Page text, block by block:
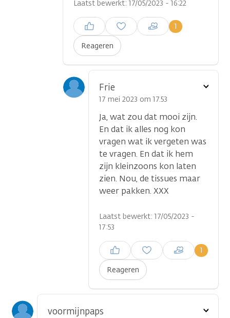
Laatst bewerkt: 17/05/2023 - 16:22
Reageren
1
Inloggen om een reactie te
plaatsen
Frie
17 mei 2023 om 17.53
Ja, wat zou dat mooi zijn.
En dat ik alles nog kon
vragen wat ik vergeten was
te vragen. En dat ik hem
zijn kleinzoons kon laten
zien. Nou, de tissues maar
weer pakken. XXX
Laatst bewerkt: 17/05/2023 -
17:53
Reageren
1
Inloggen om een reactie te
plaatsen
Toon
voormijnpaps
Toon